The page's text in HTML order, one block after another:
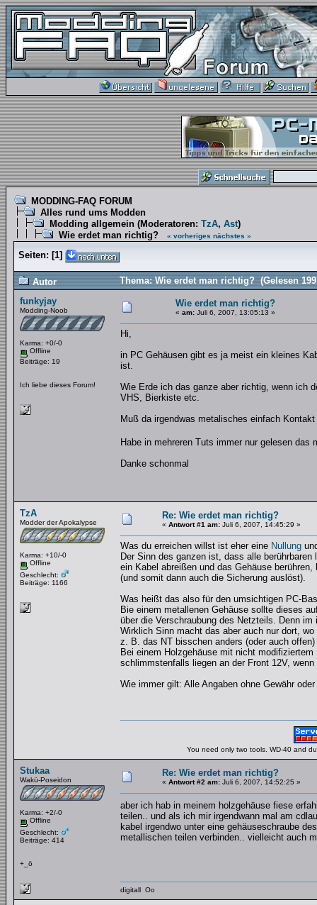
MODDING-FAQ FORUM
Alles rund ums Modden
Modding allgemein (Moderatoren: TzA, Ast)
Wie erdet man richtig?
« vorheriges nächstes »
Seiten: [1]
Autor
Thema: Wie erdet man richtig? (Gelesen
funkyjay
Modding-Noob
Karma: +0/-0
Offline
Beiträge: 19
Ich liebe dieses Forum!
Wie erdet man richtig?
« am: Juli 6, 2007, 13:05:13 »
Hi,
in PC Gehäusen gibt es ja meist ein kleines
ist.
Wie Erde ich das ganze aber richtig, wenn ich
VHS, Bierkiste etc.
Muß da irgendwas metalisches einfach
Habe in mehreren Tuts immer nur gelesen
Danke schonmal
TzA
Modder der Apokalypse
Karma: +10/-0
Offline
Geschlecht:
Beiträge: 1166
Re: Wie erdet man richtig?
« Antwort #1 am: Juli 6, 2007, 14:45:29 »
Was du erreichen willst ist eher eine Nullung
Der Sinn des ganzen ist, dass alle
ein Kabel abreißen und das Gehäuse
(und somit dann auch die Sicherung auslöst).
Was heißt das also für den umsichtigen PC-
Bie einem metallenen Gehäuse sollte dieses
über die Verschraubung des Netzteils. Denn
Wirklich Sinn macht das aber auch nur dort,
z. B. das NT bisschen anders (oder auch
Bei einem Holzgehäuse mit nicht
schlimmstenfalls liegen an der Front 12V,
Wie immer gilt: Alle Angaben ohne Gewähr
You need only two tools. WD-40 and
Stukaa
Wakü-Poseidon
Karma: +2/-0
Offline
Geschlecht:
Beiträge: 414
+_ö
Re: Wie erdet man richtig?
« Antwort #2 am: Juli 6, 2007, 14:52:25 »
aber ich hab in meinem holzgehäuse fiese
teilen.. und als ich mir irgendwann mal am
kabel irgendwo unter eine gehäuseschraube
metallischen teilen verbinden.. vielleicht auch
digitall Oo